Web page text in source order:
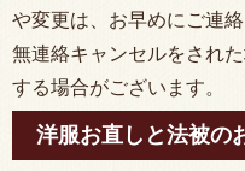
や変更は、お早めにご連絡
無連絡キャンセルをされ
する場合がございます。
洋服お直しと法被の